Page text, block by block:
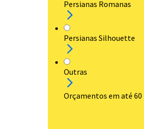
Persianas Romanas
Persianas Silhouette
Outras
Orçamentos em até